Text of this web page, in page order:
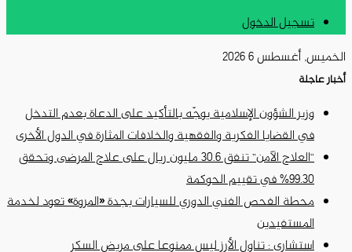
تسجيل الدخول
الخميس, أغسطس 6 2026
أخبار عاجلة
وزير الشؤون الإسلامية يوجّه بالتأكيد على الدعاة بعدم التدخل
في القضايا الفكرية والفقهية والخلافات المثارة في الدول الأخرى
“العلاج الآمن” تنفق 30.6 مليون ريال على علاج المرضى وتحقق
99.30% في تقييم الحوكمة
محطة الفحص الفني الدوري للسيارات بجدة «المروة» تعود لخدمة
المستفيدين
استشاري : تناول الأرز ليس ممنوعا على مريض السكر